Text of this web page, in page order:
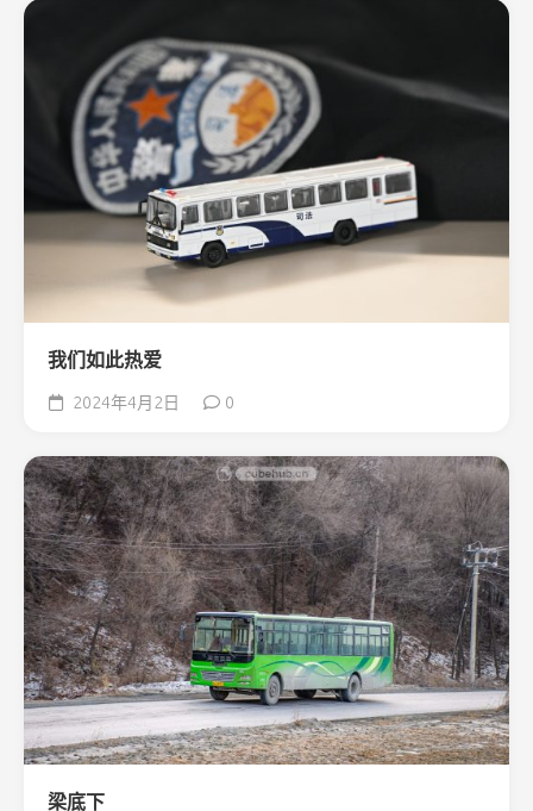
我们如此热爱
2024年4月2日 0
梁底下